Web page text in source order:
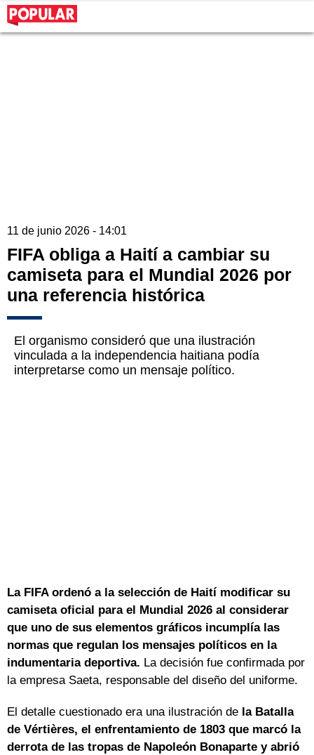
11 de junio 2026 - 14:01
FIFA obliga a Haití a cambiar su
camiseta para el Mundial 2026 por
una referencia histórica
El organismo consideró que una ilustración
vinculada a la independencia haitiana podía
interpretarse como un mensaje político.
La FIFA ordenó a la selección de Haití modificar su
camiseta oficial para el Mundial 2026 al considerar
que uno de sus elementos gráficos incumplía las
normas que regulan los mensajes políticos en la
indumentaria deportiva. La decisión fue confirmada por
la empresa Saeta, responsable del diseño del uniforme.
El detalle cuestionado era una ilustración de la Batalla
de Vértières, el enfrentamiento de 1803 que marcó la
derrota de las tropas de Napoleón Bonaparte y abrió